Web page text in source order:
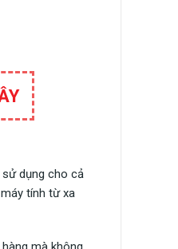
dụng cho cả
tính từ xa